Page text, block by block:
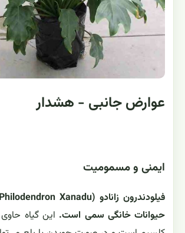
عوارض جانبی - هشدار
ایمنی و مسمومیت
حیوانات خانگی سمی است. این گیاه حاوی